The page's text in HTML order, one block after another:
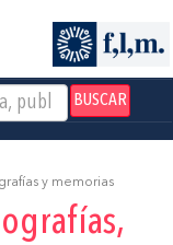
BUSCAR
y memorias